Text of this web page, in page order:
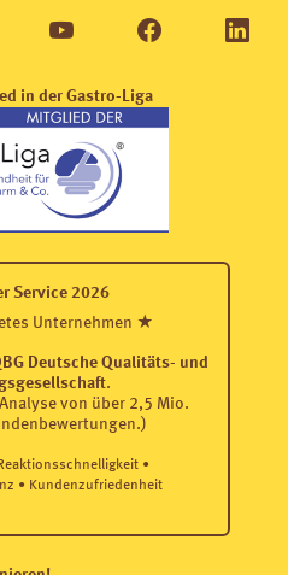
in der Gastro-Liga
Service 2026
Unternehmen ★
Deutsche Qualitäts- und
.
von über 2,5 Mio.
•
• Kundenzufriedenheit